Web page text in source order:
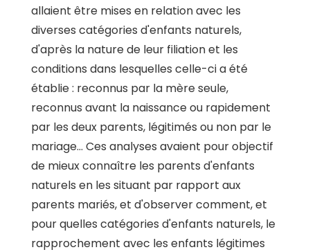
allaient être mises en relation avec les
diverses catégories d'enfants naturels,
d'après la nature de leur filiation et les
conditions dans lesquelles celle-ci a été
établie : reconnus par la mère seule,
reconnus avant la naissance ou rapidement
par les deux parents, légitimés ou non par le
mariage… Ces analyses avaient pour objectif
de mieux connaître les parents d'enfants
naturels en les situant par rapport aux
parents mariés, et d'observer comment, et
pour quelles catégories d'enfants naturels, le
rapprochement avec les enfants légitimes